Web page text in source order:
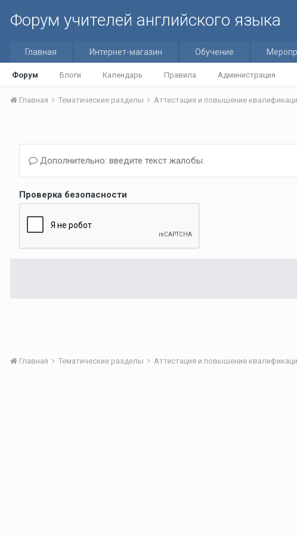
Форум учителей английского языка
Главная Интернет-магазин Обучение
Форум Блоги Календарь Правила Администрация
Главная Тематические разделы Аттестация и повышение
Дополнительно: введите текст жалобы.
Проверка безопасности
Главная Тематические разделы Аттестация и повышение